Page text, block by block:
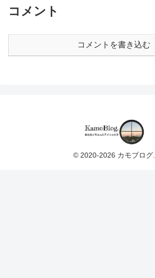
コメント
コメントを書き込む
© 2020-2026 カモブログ.